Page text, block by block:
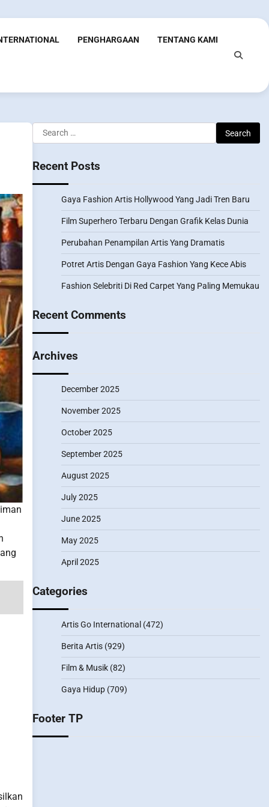
PENGHARGAAN TENTANG KAMI
Search
for:
Recent Posts
Gaya Fashion Artis Hollywood Yang Jadi Tren Baru
Film Superhero Terbaru Dengan Grafik Kelas Dunia
Perubahan Penampilan Artis Yang Dramatis
Potret Artis Dengan Gaya Fashion Yang Kece Abis
Fashion Selebriti Di Red Carpet Yang Paling Memukau
Recent Comments
Archives
December 2025
November 2025
October 2025
September 2025
August 2025
July 2025
June 2025
May 2025
April 2025
Categories
Artis Go International (472)
Berita Artis(929)
Film & Musik(82)
Gaya Hidup(709)
Footer TP